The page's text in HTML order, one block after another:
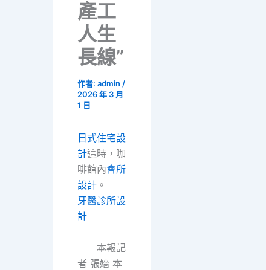
產工
人生
長線”
作者: admin /
2026 年 3 月
1 日
日式住宅設
計這時，咖
啡館內會所
設計 。
牙醫診所設
計
本報記
者 張嬙 本